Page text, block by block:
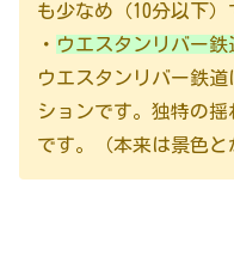
も少なめ（10分以下）
・ ウエスタンリバー鉄
ウエスタンリバー鉄
ションです。独特の
です。（本来は景色と